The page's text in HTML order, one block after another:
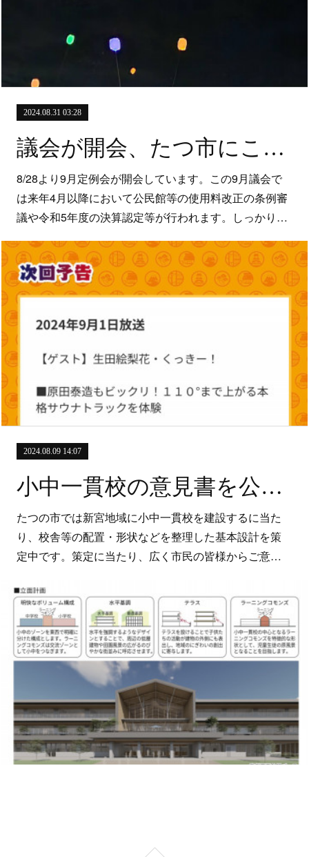
2024.08.31 03:28
議会が開会、たつ市にことがテレビで放映されます
8/28より9月定例会が開会しています。この9月議会で
は来年4月以降において公民館等の使用料改正の条例審
議や令和5年度の決算認定等が行われます。しっかり…
2024.08.09 14:07
小中一貫校の意見書を公募中
たつの市では新宮地域に小中一貫校を建設するに当た
り、校舎等の配置・形状などを整理した基本設計を策
定中です。策定に当たり、広く市民の皆様からご意…